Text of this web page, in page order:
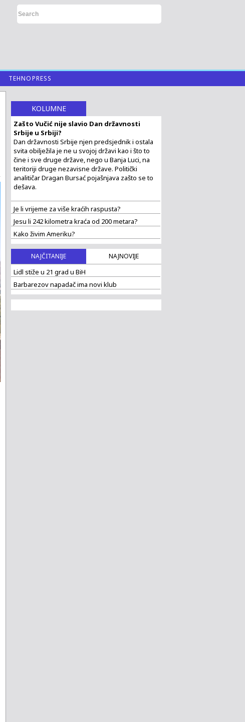
TEHNOPRESS
KOLUMNE
Zašto Vučić nije slavio Dan državnosti
Srbije u Srbiji?
Dan državnosti Srbije njen predsjednik i ostala
svita obilježila je ne u svojoj državi kao i što to
čine i sve druge države, nego u Banja Luci, na
teritoriji druge nezavisne države. Politički
analitičar Dragan Bursać pojašnjava zašto se to
dešava.
Je li vrijeme za više kraćih raspusta?
Jesu li 242 kilometra kraća od 200 metara?
Kako živim Ameriku?
NAJČITANIJE NAJNOVIJE
Lidl stiže u 21 grad u BiH
Barbarezov napadač ima novi klub